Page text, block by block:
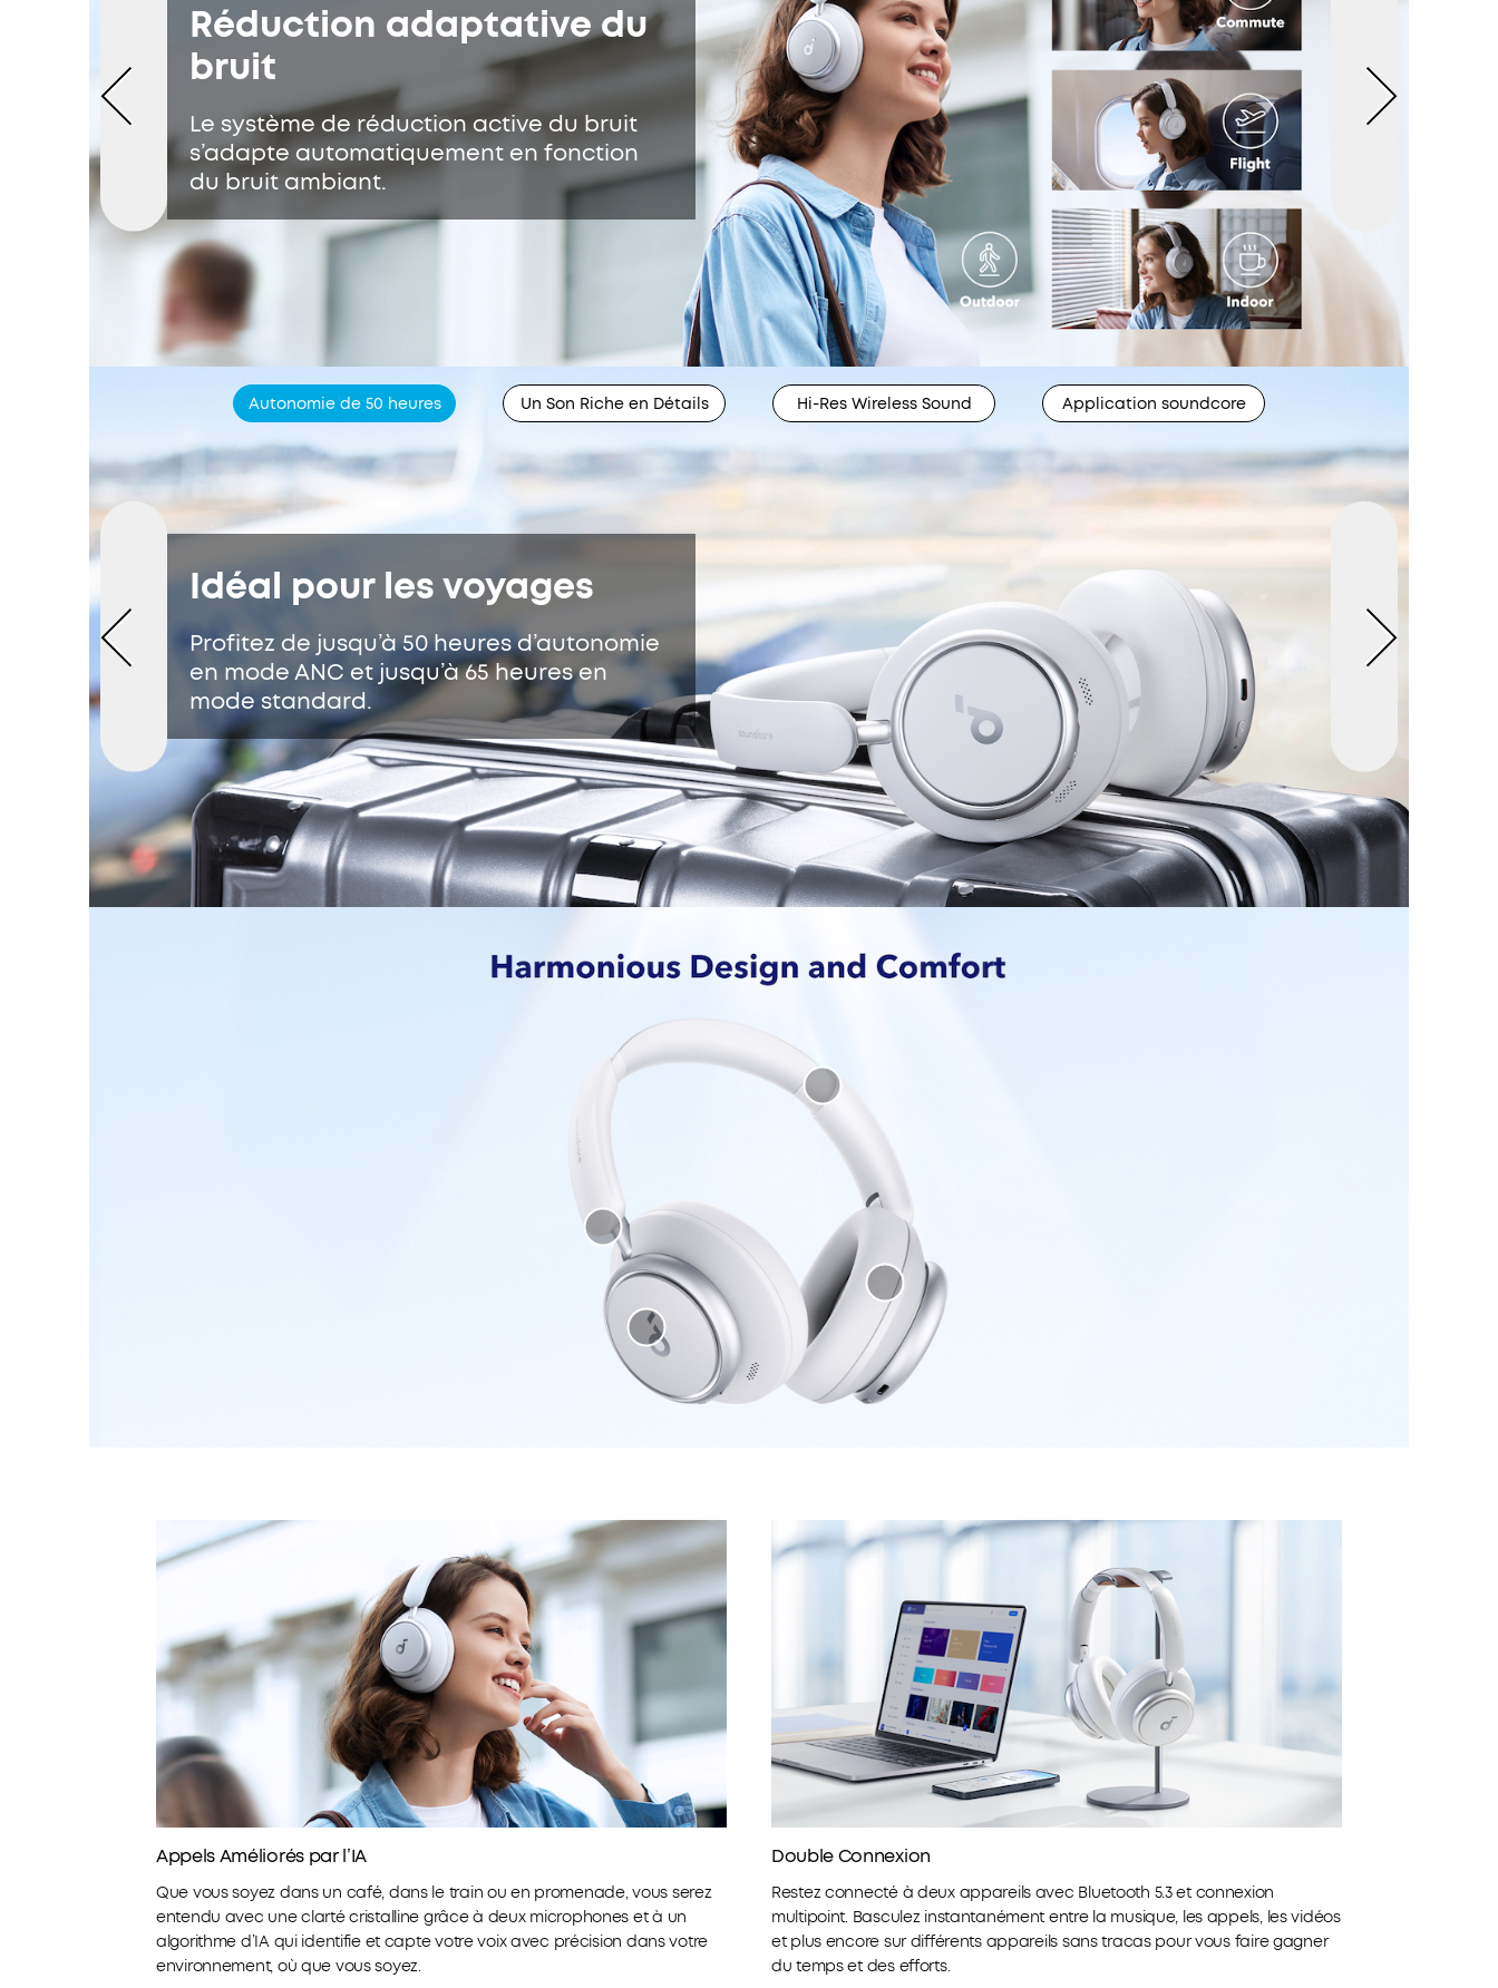
Réduction adaptative du
bruit
Le système de réduction active du bruit
s’adapte automatiquement en fonction
du bruit ambiant.
Idéal pour les voyages
Profitez de jusqu’à 50 heures d’autonomie
en mode ANC et jusqu’à 65 heures en
mode standard.
Autonomie de 50 heures Un Son Riche en Détails Hi-Res Wireless Sound Application soundcore
Appels Améliorés par l’IA
Que vous soyez dans un café, dans le train ou en promenade, vous serez
entendu avec une clarté cristalline grâce à deux microphones et à un
algorithme d’IA qui identifie et capte votre voix avec précision dans votre
environnement, où que vous soyez.
Double Connexion
Restez connecté à deux appareils avec Bluetooth 5.3 et connexion
multipoint. Basculez instantanément entre la musique, les appels, les vidéos
et plus encore sur différents appareils sans tracas pour vous faire gagner
du temps et des efforts.